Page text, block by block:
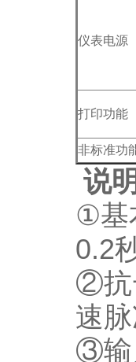
仪表电源
打印功能
非标准功
说
①基
0.2
②抗
速
③输